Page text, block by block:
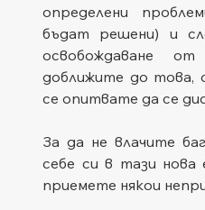
определени
бъдат решени) и
освобождаване
доближите до това,
се опитвате да се
За да не влачите
себе си в тази
приемете някои